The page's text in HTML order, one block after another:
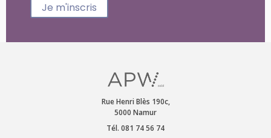
Je m'inscris
Rue Henri Blès 190c,
5000 Namur
Tél. 081 74 56 74